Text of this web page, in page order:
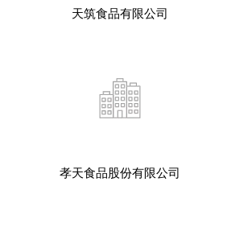
天筑食品有限公司
孝天食品股份有限公司